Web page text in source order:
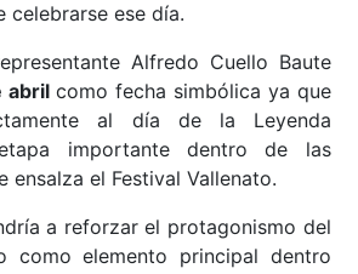
celebrarse ese día.
Alfredo Cuello Baute
abrilcomo fecha simbólica ya que
al día de la Leyenda
importante dentro de las
ensalza el Festival Vallenato.
a reforzar el protagonismo del
como elemento principal dentro